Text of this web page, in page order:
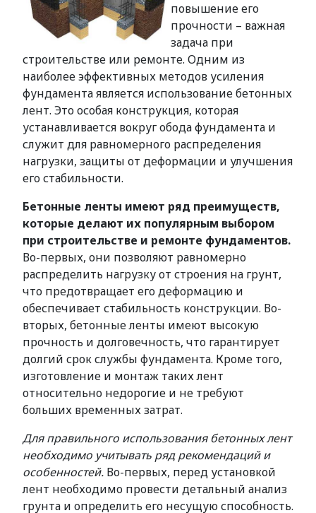
повышение его
прочности – важная
задача при
строительстве или ремонте. Одним из
наиболее эффективных методов усиления
фундамента является использование бетонных
лент. Это особая конструкция, которая
устанавливается вокруг обода фундамента и
служит для равномерного распределения
нагрузки, защиты от деформации и улучшения
его стабильности.
Бетонные ленты имеют ряд преимуществ,
которые делают их популярным выбором
при строительстве и ремонте фундаментов.
Во-первых, они позволяют равномерно
распределить нагрузку от строения на грунт,
что предотвращает его деформацию и
обеспечивает стабильность конструкции. Во-
вторых, бетонные ленты имеют высокую
прочность и долговечность, что гарантирует
долгий срок службы фундамента. Кроме того,
изготовление и монтаж таких лент
относительно недорогие и не требуют
больших временных затрат.
Для правильного использования бетонных лент
необходимо учитывать ряд рекомендаций и
особенностей. Во-первых, перед установкой
лент необходимо провести детальный анализ
грунта и определить его несущую способность.